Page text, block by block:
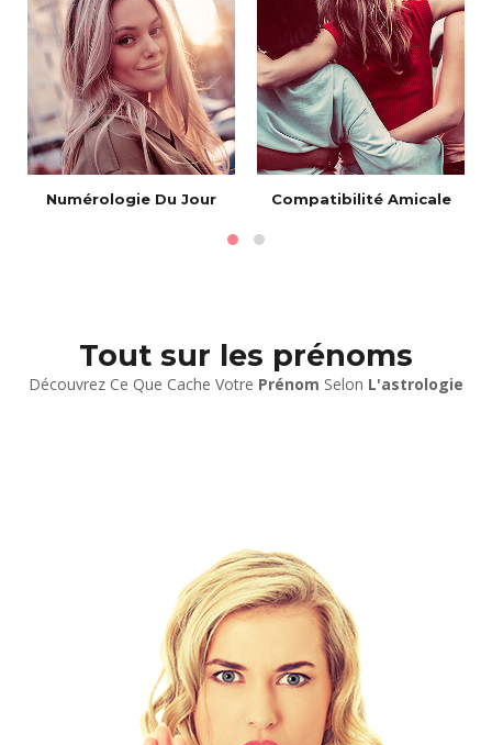
Numérologie Du Jour Compatibilité Amicale
Tout sur les prénoms
Découvrez Ce Que Cache Votre Prénom Selon L'astrologie